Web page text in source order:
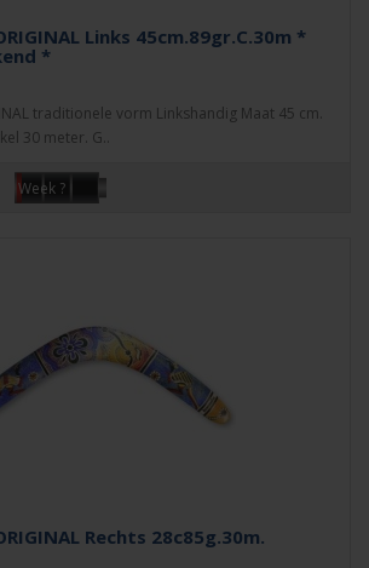
Links 45cm.89gr.C.30m *
*
traditionele vorm Linkshandig Maat 45 cm.
30 meter. G..
Week ?
Rechts 28c85g.30m.